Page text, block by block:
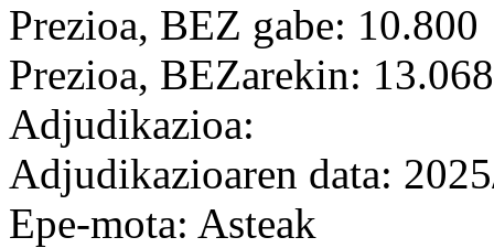
Prezioa, BEZ gabe: 10.800
Prezioa, BEZarekin: 13.068
Adjudikazioa:
Adjudikazioaren data:
Epe-mota: Asteak